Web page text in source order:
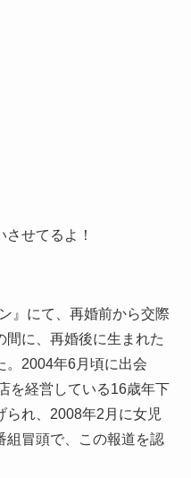
せてるよ！
』にて、再婚前から交際
間に、再婚後に生まれた
。2004年6月頃に出会
を経営している16歳年下
られ、2008年2月に女児
組冒頭で、この報道を認